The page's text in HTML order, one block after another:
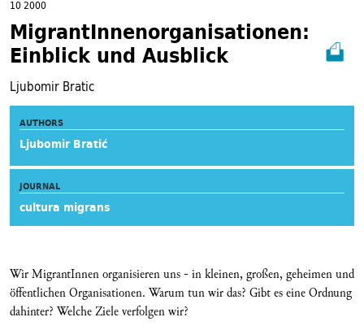
10 2000
MigrantInnenorganisationen:
Einblick und Ausblick
Ljubomir Bratic
AUTHORS
Ljubomir Bratić
JOURNAL
cultura migrans
Wir MigrantInnen organisieren uns - in kleinen, großen, geheimen und
öffentlichen Organisationen. Warum tun wir das? Gibt es eine Ordnung
dahinter? Welche Ziele verfolgen wir?